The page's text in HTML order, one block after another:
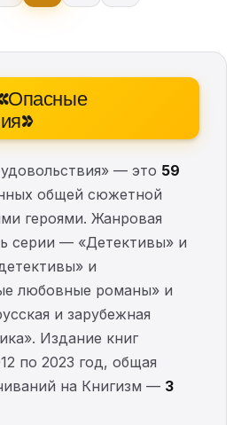
— это 59
общей сюжетной
героями. Жанровая
серии — «Детективы» и
и
любовные романы» и
и зарубежная
Издание книг
по 2023 год, общая
на Книгизм — 3